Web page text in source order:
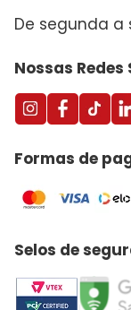
De segunda a
Nossas Redes
Formas de
Selos de